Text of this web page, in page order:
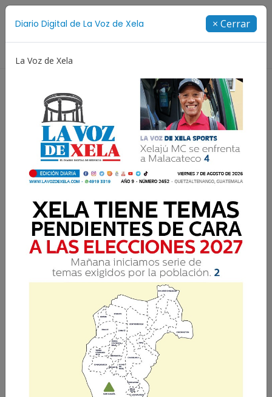
Diario Digital de La Voz de Xela × Cerrar
La Voz de Xela
Alcalde admitió haber
participado en vejámenes
La Voz de Xela · Redacción 6 Marzo 2018 10:34